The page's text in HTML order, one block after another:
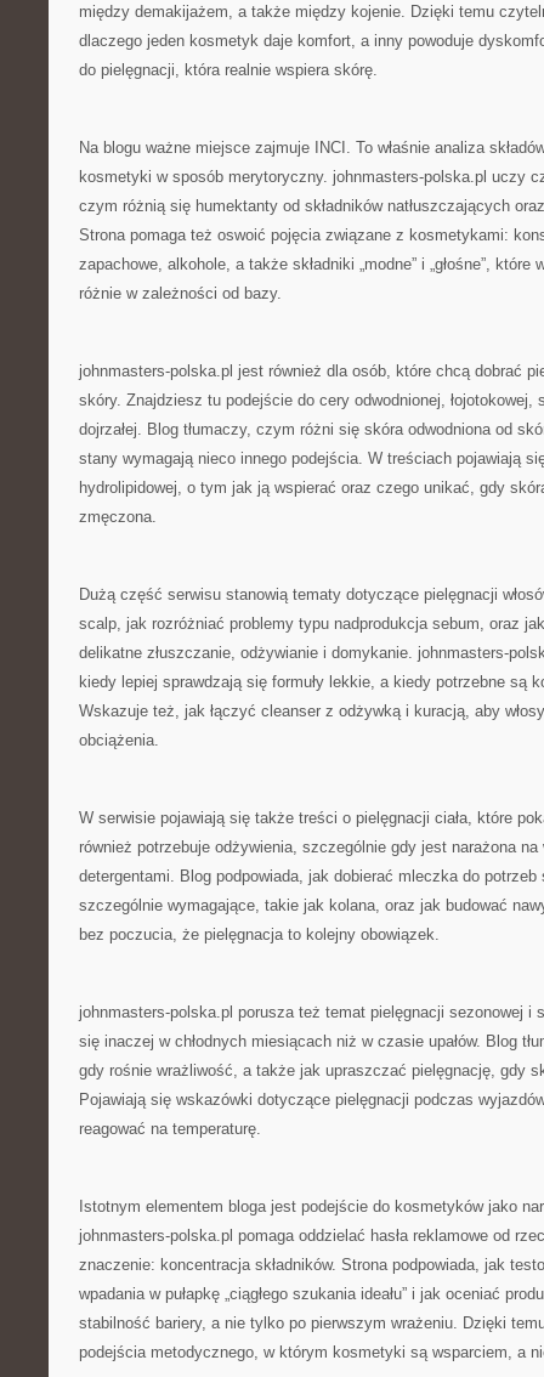
między demakijażem, a także między kojenie. Dzięki temu
dlaczego jeden kosmetyk daje komfort, a inny powoduje
do pielęgnacji, która realnie wspiera skórę.
Na blogu ważne miejsce zajmuje INCI. To właśnie analiza
kosmetyki w sposób merytoryczny. johnmasters-polska.pl uczy
czym różnią się humektanty od składników natłuszczających
Strona pomaga też oswoić pojęcia związane z kosmetykami:
zapachowe, alkohole, a także składniki „modne” i „głośne”, które
różnie w zależności od bazy.
johnmasters-polska.pl jest również dla osób, które chcą dobrać
skóry. Znajdziesz tu podejście do cery odwodnionej, łojotokowej,
dojrzałej. Blog tłumaczy, czym różni się skóra odwodniona od
stany wymagają nieco innego podejścia. W treściach pojawiają
hydrolipidowej, o tym jak ją wspierać oraz czego unikać, gdy
zmęczona.
Dużą część serwisu stanowią tematy dotyczące pielęgnacji
scalp, jak rozróżniać problemy typu nadprodukcja sebum, oraz
delikatne złuszczanie, odżywianie i domykanie. johnmasters-
kiedy lepiej sprawdzają się formuły lekkie, a kiedy potrzebne są
Wskazuje też, jak łączyć cleanser z odżywką i kuracją, aby
obciążenia.
W serwisie pojawiają się także treści o pielęgnacji ciała, które
również potrzebuje odżywienia, szczególnie gdy jest narażona
detergentami. Blog podpowiada, jak dobierać mleczka do
szczególnie wymagające, takie jak kolana, oraz jak budować
bez poczucia, że pielęgnacja to kolejny obowiązek.
johnmasters-polska.pl porusza też temat pielęgnacji sezonowej i
się inaczej w chłodnych miesiącach niż w czasie upałów. Blog
gdy rośnie wrażliwość, a także jak upraszczać pielęgnację, gdy
Pojawiają się wskazówki dotyczące pielęgnacji podczas
reagować na temperaturę.
Istotnym elementem bloga jest podejście do kosmetyków jako
johnmasters-polska.pl pomaga oddzielać hasła reklamowe od
znaczenie: koncentracja składników. Strona podpowiada, jak
wpadania w pułapkę „ciągłego szukania ideału” i jak oceniać
stabilność bariery, a nie tylko po pierwszym wrażeniu. Dzięki
podejścia metodycznego, w którym kosmetyki są wsparciem, a